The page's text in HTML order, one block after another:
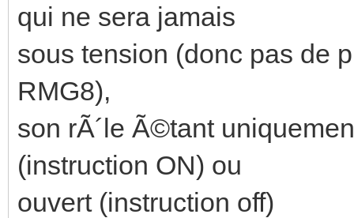
qui ne sera jamais
sous tension (donc pas de
RMG8),
son rÃ´le Ã©tant
(instruction ON) ou
ouvert (instruction off)